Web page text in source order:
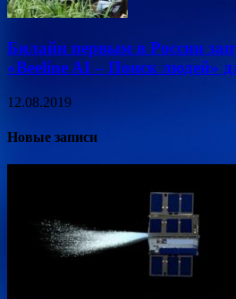
Билайн первым в России
«Beeline AI – Поиск людей»
12.08.2019
Новые записи